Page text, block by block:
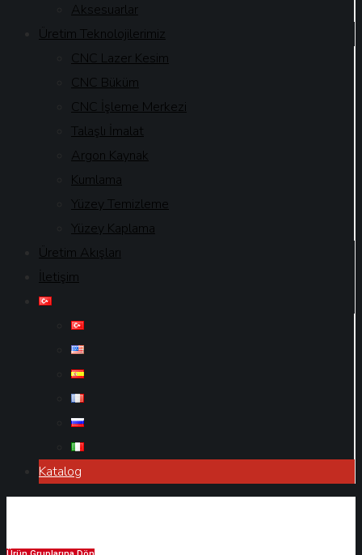
Aksesuarlar
Üretim Teknolojilerimiz
CNC Lazer Kesim
CNC Büküm
CNC İşleme Merkezi
Talaşlı İmalat
Argon Kaynak
Kumlama
Yüzey Temizleme
Yüzey Kaplama
Üretim Akışları
İletişim
Katalog